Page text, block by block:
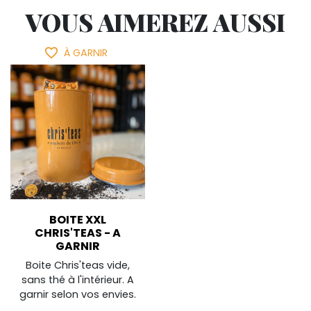
VOUS AIMEREZ AUSSI
favorite_border À GARNIR
BOITE XXL
CHRIS'TEAS - A
GARNIR
Boite Chris'teas vide,
sans thé à l'intérieur. A
garnir selon vos envies.